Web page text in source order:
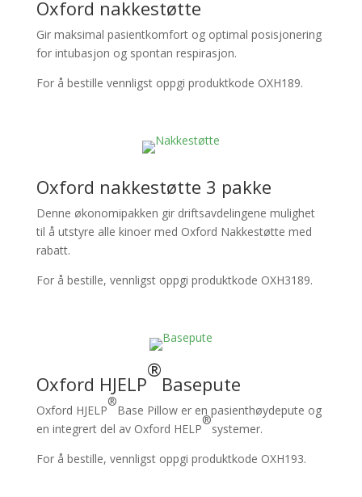
Oxford nakkestøtte
Gir maksimal pasientkomfort og optimal posisjonering
for intubasjon og spontan respirasjon.
For å bestille vennligst oppgi produktkode OXH189.
Oxford nakkestøtte 3 pakke
Denne økonomipakken gir driftsavdelingene mulighet
til å utstyre alle kinoer med Oxford Nakkestøtte med
rabatt.
For å bestille, vennligst oppgi produktkode OXH3189.
Oxford HJELP
®
Basepute
Oxford HJELP
®
Base Pillow er en pasienthøydepute og
en integrert del av Oxford HELP
®
systemer.
For å bestille, vennligst oppgi produktkode OXH193.